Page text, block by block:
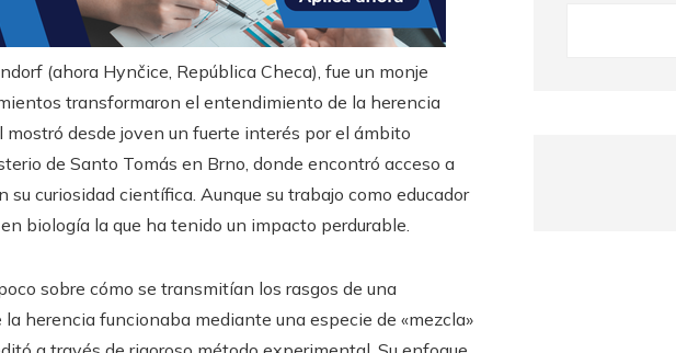
(ahora Hynčice, República Checa), fue un monje
transformaron el entendimiento de la herencia
desde joven un fuerte interés por el ámbito
de Santo Tomás en Brno, donde encontró acceso a
curiosidad científica. Aunque su trabajo como educador
biología la que ha tenido un impacto perdurable.
sobre cómo se transmitían los rasgos de una
herencia funcionaba mediante una especie de «mezcla»